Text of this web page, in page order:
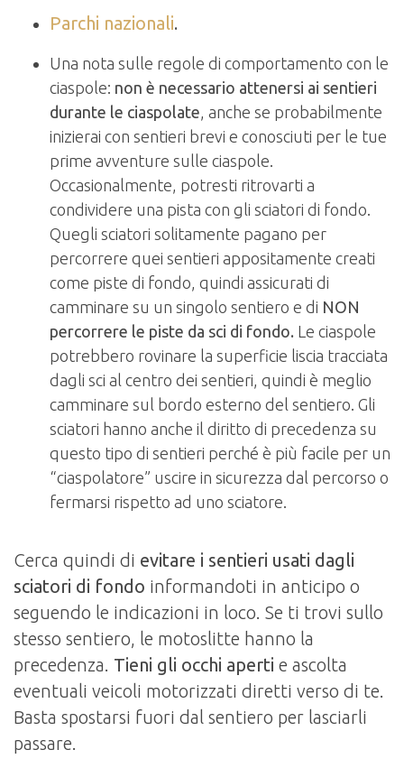
Parchi nazionali.
Una nota sulle regole di comportamento con le
ciaspole: non è necessario attenersi ai sentieri
durante le ciaspolate, anche se probabilmente
inizierai con sentieri brevi e conosciuti per le tue
prime avventure sulle ciaspole.
Occasionalmente, potresti ritrovarti a
condividere una pista con gli sciatori di fondo.
Quegli sciatori solitamente pagano per
percorrere quei sentieri appositamente creati
come piste di fondo, quindi assicurati di
camminare su un singolo sentiero e di NON
percorrere le piste da sci di fondo. Le ciaspole
potrebbero rovinare la superficie liscia tracciata
dagli sci al centro dei sentieri, quindi è meglio
camminare sul bordo esterno del sentiero. Gli
sciatori hanno anche il diritto di precedenza su
questo tipo di sentieri perché è più facile per un
“ciaspolatore” uscire in sicurezza dal percorso o
fermarsi rispetto ad uno sciatore.
Cerca quindi di evitare i sentieri usati dagli
sciatori di fondo informandoti in anticipo o
seguendo le indicazioni in loco. Se ti trovi sullo
stesso sentiero, le motoslitte hanno la
precedenza. Tieni gli occhi aperti e ascolta
eventuali veicoli motorizzati diretti verso di te.
Basta spostarsi fuori dal sentiero per lasciarli
passare.